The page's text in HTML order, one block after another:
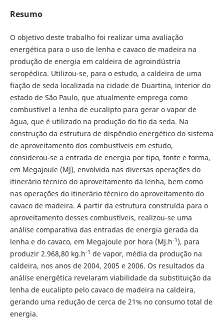
Resumo
O objetivo deste trabalho foi realizar uma avaliação
energética para o uso de lenha e cavaco de madeira na
produção de energia em caldeira de agroindústria
seropédica. Utilizou-se, para o estudo, a caldeira de uma
fiação de seda localizada na cidade de Duartina, interior do
estado de São Paulo, que atualmente emprega como
combustível a lenha de eucalipto para gerar o vapor de
água, que é utilizado na produção do fio da seda. Na
construção da estrutura de dispêndio energético do sistema
de aproveitamento dos combustíveis em estudo,
considerou-se a entrada de energia por tipo, fonte e forma,
em Megajoule (MJ), envolvida nas diversas operações do
itinerário técnico do aproveitamento da lenha, bem como
nas operações do itinerário técnico do aproveitamento do
cavaco de madeira. A partir da estrutura construída para o
aproveitamento desses combustíveis, realizou-se uma
análise comparativa das entradas de energia gerada da
lenha e do cavaco, em Megajoule por hora (MJ.h-1 ), para
produzir 2.968,80 kg.h-1 de vapor, média da produção na
caldeira, nos anos de 2004, 2005 e 2006. Os resultados da
análise energética revelaram viabilidade da substituição da
lenha de eucalipto pelo cavaco de madeira na caldeira,
gerando uma redução de cerca de 21% no consumo total de
energia.